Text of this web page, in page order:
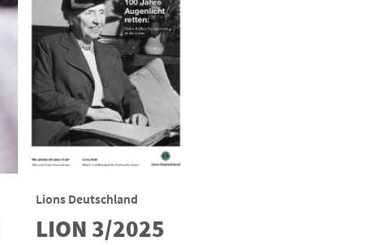
Lions Deutschland
LION 3/2025